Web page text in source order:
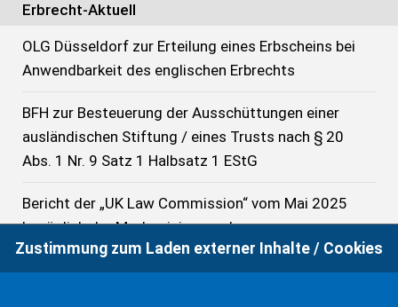
Erbrecht-Aktuell
OLG Düsseldorf zur Erteilung eines Erbscheins bei
Anwendbarkeit des englischen Erbrechts
BFH zur Besteuerung der Ausschüttungen einer
ausländischen Stiftung / eines Trusts nach § 20
Abs. 1 Nr. 9 Satz 1 Halbsatz 1 EStG
Bericht der „UK Law Commission“ vom Mai 2025
bezüglich der Modernisierung des
Testamentsrechts
Zustimmung zum Laden externer Inhalte / Cookies